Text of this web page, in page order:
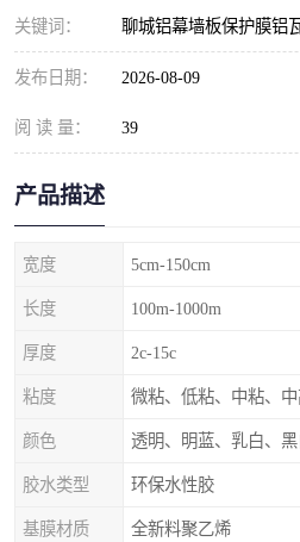
关键词： 聊城铝幕墙板保护膜铝
发布日期： 2026-08-09
阅 读 量： 39
产品描述
宽度 5cm-150cm
长度 100m-1000m
厚度 2c-15c
粘度 微粘、低粘、中粘、
颜色 透明、明蓝、乳白、黑
胶水类型 环保水性胶
基膜材质 全新料聚乙烯